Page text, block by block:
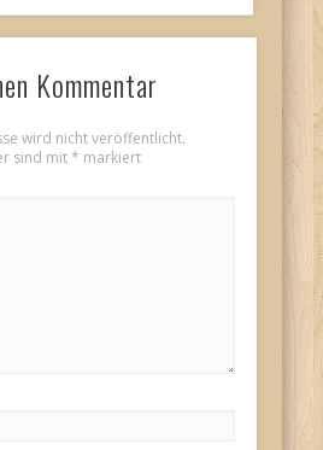
Kommentar
wird nicht veröffentlicht.
sind mit* markiert